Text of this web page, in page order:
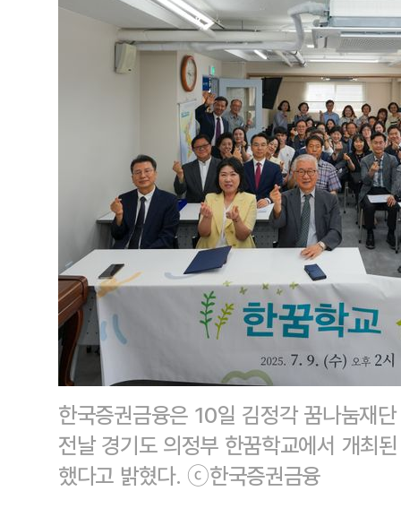
한국증권금융은 10일 김정각 꿈나눔재
전날 경기도 의정부 한꿈학교에서 개최
했다고 밝혔다. ⓒ한국증권금융